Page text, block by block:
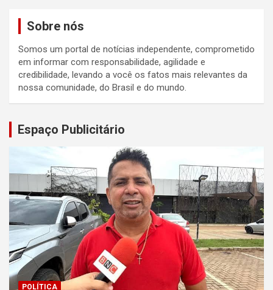
Sobre nós
Somos um portal de notícias independente, comprometido
em informar com responsabilidade, agilidade e
credibilidade, levando a você os fatos mais relevantes da
nossa comunidade, do Brasil e do mundo.
Espaço Publicitário
POLÍTICA